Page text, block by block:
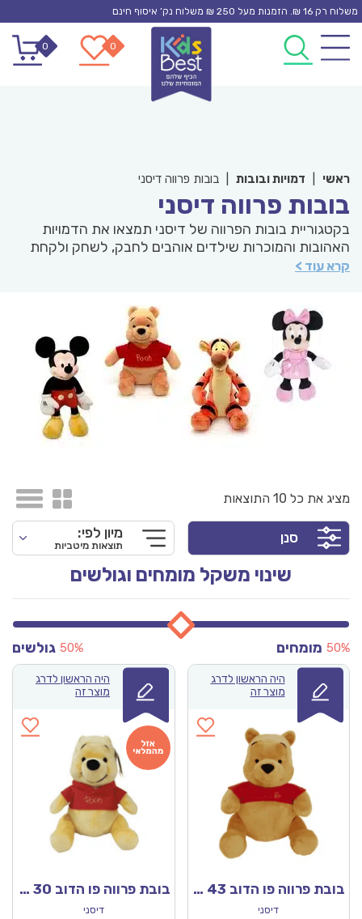
Skip
content
משלוח רק 16 ₪. הזמנות מעל 250 ₪ משלוח נק’ איסוף חינם
0
0
ראשי דמויות ובובות בובות פרווה דיסני
בובות פרווה דיסני
בקטגוריית בובות הפרווה של דיסני תמצאו את הדמויות
האהובות והמוכרות שילדים אוהבים לחבק, לשחק ולקחת
איתם לכל מקום. מיקי מאוס, מיני, סטיץ’, פו הדב ועוד חברים
חמימות ודמיון ומלוות אותם ברגעים קטנים של כיף ואהבה.
בחרנו עבורכם מגוון בובות איכותיות, רכות ומקסימות
שישמחו כל ילד וילדה ויכניסו הביתה מעט מהקסם של
דיסני.
קרא עוד >
מציג את כל 10 התוצאות
סנן מיון לפי:
תוצאות מיטביות
שינוי משקל מומחים וגולשים
מומחים 50% גולשים 50%
היה הראשון לדרג
מוצר זה
בובת פרווה פו הדוב 43 ס”מ – דיסני מקורי!
דיסני
היה הראשון לדרג
מוצר זה
בובת פרווה פו הדוב 30 ס”מ – דיסני מקורי!
דיסני